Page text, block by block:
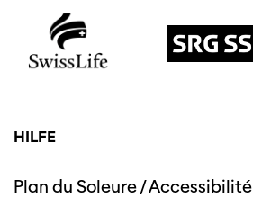
HILFE
Plan du Soleure/Accessibilité